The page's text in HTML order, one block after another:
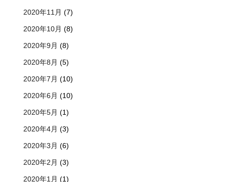
2020年11月 (7)
2020年10月 (8)
2020年9月 (8)
2020年8月 (5)
2020年7月 (10)
2020年6月 (10)
2020年5月 (1)
2020年4月 (3)
2020年3月 (6)
2020年2月 (3)
2020年1月 (1)